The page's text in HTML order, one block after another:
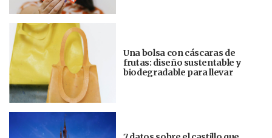
Una bolsa con cáscaras de
frutas: diseño sustentable y
biodegradable para llevar